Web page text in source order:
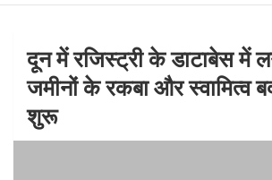
दून में रजिस्ट्री के डाटाबेस में
जमीनों के रकबा और स्वामित्व
शुरू